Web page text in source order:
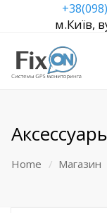
м.Київ,
Home Магазин